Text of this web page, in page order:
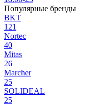
Популярные бренды
BKT
121
Nortec
40
Mitas
26
Marcher
25
SOLIDEAL
25